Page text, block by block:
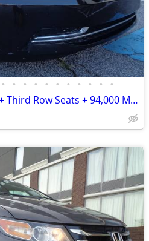
• • • • • • • • • • •
2017 Honda Odyssey EX + Third Row Seats + 94,000 Miles